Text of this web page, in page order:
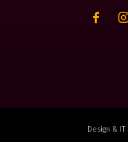
Design & IT